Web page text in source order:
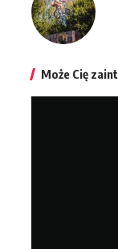
Może Cię